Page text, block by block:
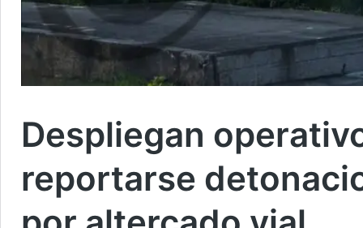
Despliegan
reportarse